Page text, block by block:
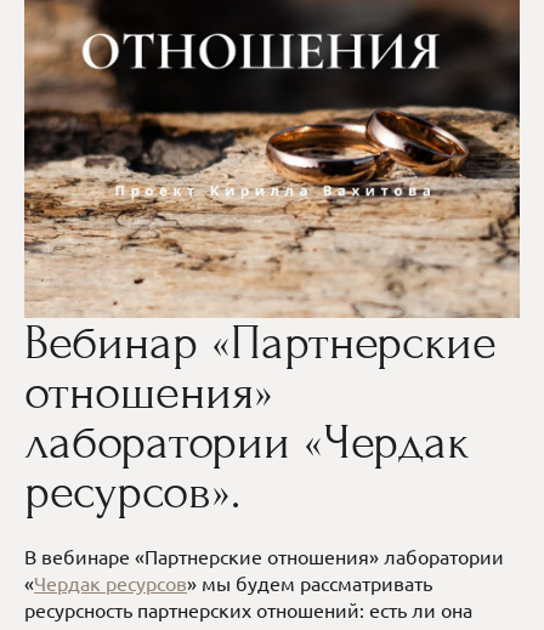
Вебинар «Партнерские
отношения»
лаборатории «Чердак
ресурсов».
В вебинаре «Партнерские отношения» лаборатории
«Чердак ресурсов» мы будем рассматривать
ресурсность партнерских отношений: есть ли она